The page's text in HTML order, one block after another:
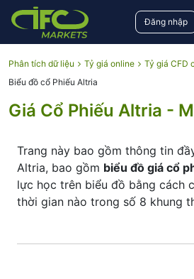
Đăng nhập
Phân tích dữ liệu Tỷ giá online
Tỷ giá CFD
Biểu đồ cổ Phiếu Altria
Giá Cổ Phiếu Altria -
Trang này bao gồm thông tin
Altria, bao gồm biểu đồ giá cổ
lực học trên biểu đồ bằng cách
thời gian nào trong số 8 khung
Bằng cách di chuyển điểm bắt